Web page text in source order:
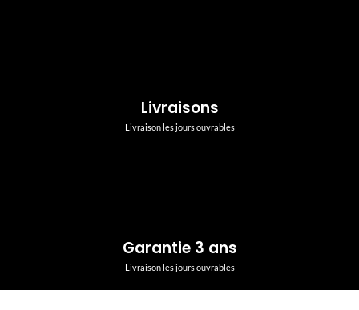
Livraisons
Livraison les jours ouvrables
Garantie 3 ans
Livraison les jours ouvrables